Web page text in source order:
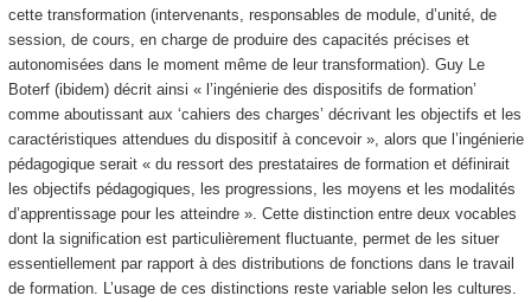
cette transformation (intervenants, responsables de module, d’unité, de
session, de cours, en charge de produire des capacités précises et
autonomisées dans le moment même de leur transformation). Guy Le
Boterf (ibidem) décrit ainsi « l’ingénierie des dispositifs de formation’
comme aboutissant aux ‘cahiers des charges’ décrivant les objectifs et les
caractéristiques attendues du dispositif à concevoir », alors que l’ingénierie
pédagogique serait « du ressort des prestataires de formation et définirait
les objectifs pédagogiques, les progressions, les moyens et les modalités
d’apprentissage pour les atteindre ». Cette distinction entre deux vocables
dont la signification est particulièrement fluctuante, permet de les situer
essentiellement par rapport à des distributions de fonctions dans le travail
de formation. L’usage de ces distinctions reste variable selon les cultures.